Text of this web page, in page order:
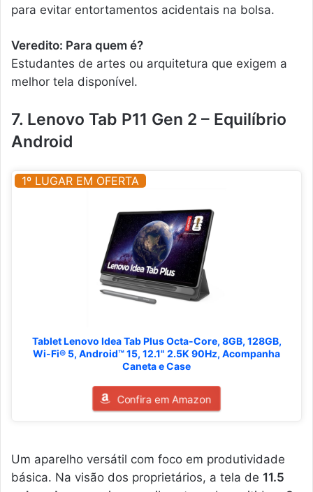
para evitar entortamentos acidentais na bolsa.
Veredito: Para quem é?
Estudantes de artes ou arquitetura que exigem a
melhor tela disponível.
7. Lenovo Tab P11 Gen 2 – Equilíbrio
Android
1º LUGAR EM OFERTA
Tablet Lenovo Idea Tab Plus Octa-Core, 8GB, 128GB,
Wi-Fi® 5, Android™ 15, 12.1" 2.5K 90Hz, Acompanha
Caneta e Case
Confira em Amazon
Um aparelho versátil com foco em produtividade
básica. Na visão dos proprietários, a tela de 11.5